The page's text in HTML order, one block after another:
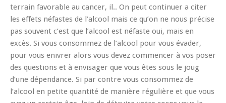
terrain favorable au cancer, il.. On peut continuer a citer
les effets néfastes de l’alcool mais ce qu’on ne nous précise
pas souvent c’est que l’alcool est néfaste oui, mais en
excès. Si vous consommez de l’alcool pour vous évader,
pour vous enivrer alors vous devez commencer à vos poser
des questions et à envisager que vous êtes sous le joug
d’une dépendance. Si par contre vous consommez de
l’alcool en petite quantité de manière régulière et que vous